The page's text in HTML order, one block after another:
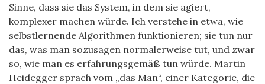
Sinne, dass sie das System, in dem sie agiert,
komplexer machen würde. Ich verstehe in etwa, wie
selbstlernende Algorithmen funktionieren; sie tun nur
das, was man sozusagen normalerweise tut, und zwar
so, wie man es erfahrungsgemäß tun würde. Martin
Heidegger sprach vom „das Man“, einer Kategorie, die